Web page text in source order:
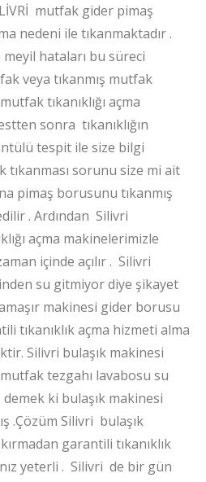
mutfak gider pimaş
nedeni ile tıkanmaktadır .
hataları bu süreci
veya tıkanmış mutfak
tıkanıklığı açma
sonra tıkanıklığın
tespit ile size bilgi
sorunu size mi ait
pimaş borusunu tıkanmış
. Ardından Silivri
açma makinelerimizle
içinde açılır . Silivri
su gitmiyor diye şikayet
makinesi gider borusu
tıkanıklık açma hizmeti alma
Silivri bulaşık makinesi
tezgahı lavabosu su
demek ki bulaşık makinesi
.Çözüm Silivri bulaşık
garantili tıkanıklık
yeterli . Silivri de bir gün